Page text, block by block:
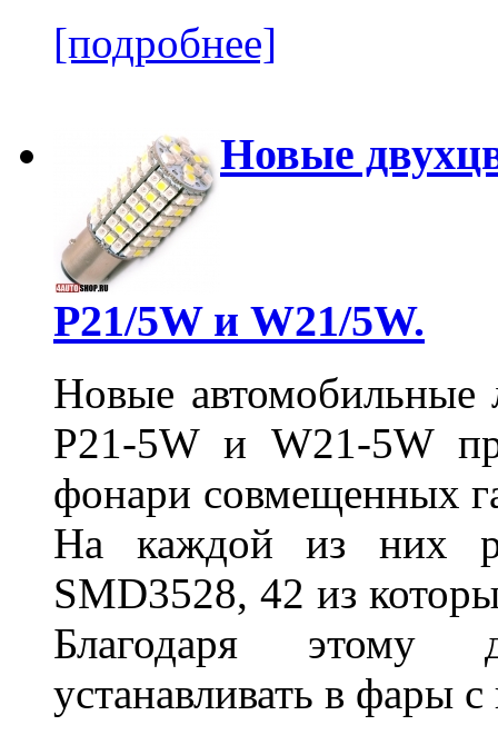
[подробнее]
Новые
P21/5W и W21/5W.
Новые автомобильные
P21-5W и W21-5W
фонари совмещенных
На каждой из них
SMD3528, 42 из
Благодаря этому
устанавливать в фары